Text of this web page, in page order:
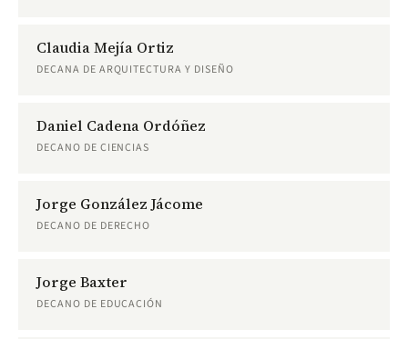
Claudia Mejía Ortiz
DECANA DE ARQUITECTURA Y DISEÑO
Daniel Cadena Ordóñez
DECANO DE CIENCIAS
Jorge González Jácome
DECANO DE DERECHO
Jorge Baxter
DECANO DE EDUCACIÓN